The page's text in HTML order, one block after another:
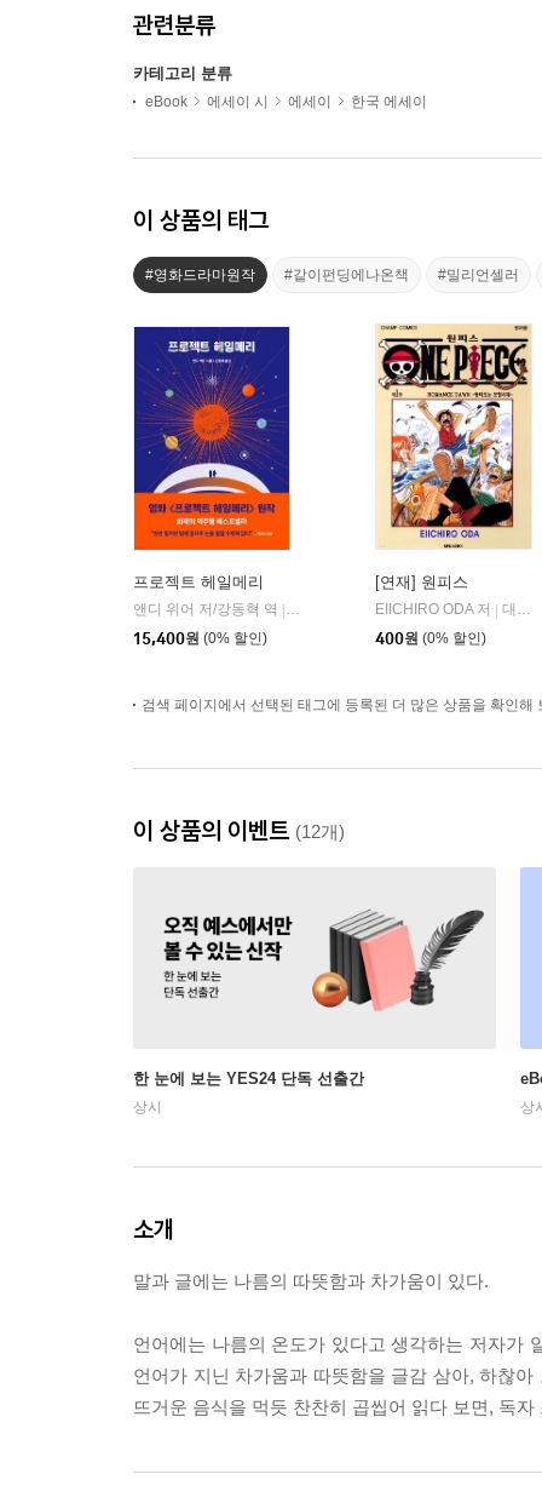
관련분류
카테고리 분류
eBook 에세이 시 에세이 한국 에세이
이 상품의 태그
#영화드라마원작 #같이펀딩에나온책 #밀리언셀러
프로젝트 헤일메리
앤디 위어 저/강동혁 역 |
알에이치코리아(RHK)
15,400원 (0% 할인)
[연재] 원피스
EIICHIRO ODA 저 | 대원씨아이/DCW
400원 (0% 할인)
검색 페이지에서 선택된 태그에 등록된 더 많은 상품을 확인해
이 상품의 이벤트 (12개)
한 눈에 보는 YES24 단독 선출간
상시 상
소개
말과 글에는 나름의 따뜻함과 차가움이 있다.
언어에는 나름의 온도가 있다고 생각하는 저자가
언어가 지닌 차가움과 따뜻함을 글감 삼아, 하찮
뜨거운 음식을 먹듯 찬찬히 곱씹어 읽다 보면, 독